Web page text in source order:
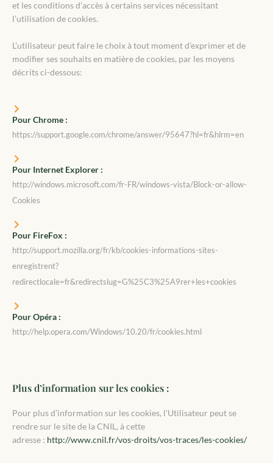
et les conditions d’accès à certains services nécessitant
l’utilisation de cookies.
L’utilisateur peut faire le choix à tout moment d’exprimer et de
modifier ses souhaits en matière de cookies, par les moyens
décrits ci-dessous:
Pour Chrome :
https://support.google.com/chrome/answer/95647?hl=fr&hlrm=en
Pour Internet Explorer :
http://windows.microsoft.com/fr-FR/windows-vista/Block-or-allow-
Cookies
Pour FireFox :
http://support.mozilla.org/fr/kb/cookies-informations-sites-
enregistrent?
redirectlocale=fr&redirectslug=G%25C3%25A9rer+les+cookies
Pour Opéra :
http://help.opera.com/Windows/10.20/fr/cookies.html
Plus d’information sur les cookies :
Pour plus d’information sur les cookies, l’Utilisateur peut se
rendre sur le site de la CNIL, à cette
adresse : http://www.cnil.fr/vos-droits/vos-traces/les-cookies/